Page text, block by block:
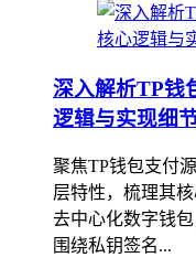
深入解析TP钱
逻辑与实现细
聚焦TP钱包支付
层特性，梳理其
去中心化数字钱
围绕私钥签名...